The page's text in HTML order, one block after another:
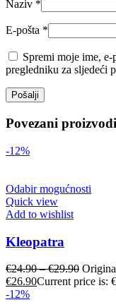
Naziv *
E-pošta *
Spremi moje ime,
pregledniku za sljedeći
Povezani proizvodi
-12%
Odabir mogućnosti
Quick view
Add to wishlist
Kleopatra
€24.90–€29.90
€26.90Current price is:
-12%